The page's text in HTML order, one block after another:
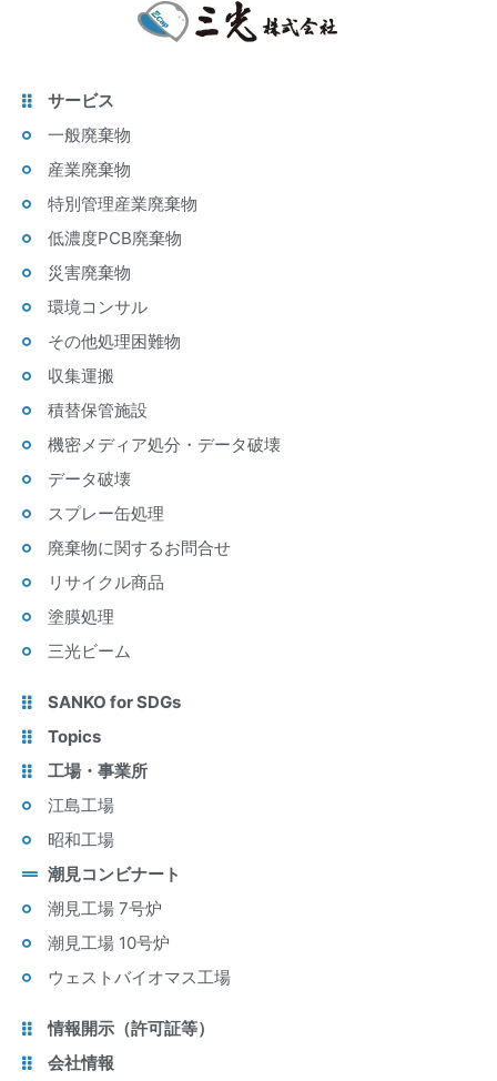
サービス
一般廃棄物
産業廃棄物
特別管理産業廃棄物
低濃度PCB廃棄物
災害廃棄物
環境コンサル
その他処理困難物
収集運搬
積替保管施設
機密メディア処分・データ破壊
データ破壊
スプレー缶処理
廃棄物に関するお問合せ
リサイクル商品
塗膜処理
三光ビーム
SANKO for SDGs
Topics
工場・事業所
江島工場
昭和工場
潮見コンビナート
潮見工場 7号炉
潮見工場 10号炉
ウェストバイオマス工場
情報開示（許可証等）
会社情報